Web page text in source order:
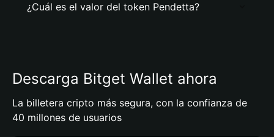
¿Cuál es el valor del token Pendetta?
Descarga Bitget Wallet ahora
La billetera cripto más segura, con la confianza de
40 millones de usuarios